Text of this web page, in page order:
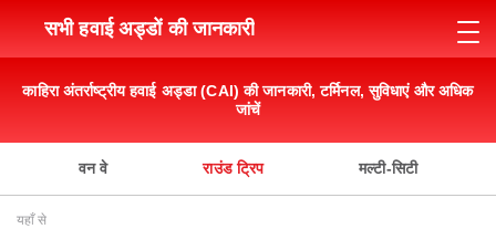
सभी हवाई अड्डों की जानकारी
काहिरा अंतर्राष्ट्रीय हवाई अड्डा (CAI) की जानकारी, टर्मिनल, सुविधाएं और अधिक
जांचें
वन वे राउंड ट्रिप मल्टी-सिटी
यहाँ से